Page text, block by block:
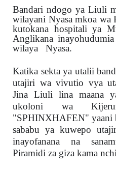
Bandari ndogo ya Liuli
wilayani Nyasa mkoa wa
kutokana hospitali ya
Anglikana
wilaya
Nyasa.
Katika sekta ya utalii
utajiri wa vivutio vya
Jina Liuli lina maana
ukoloni wa
"SPHINXHAFEN" yaani
sababu ya kuwepo
inayofanana na
Piramidi za giza kama